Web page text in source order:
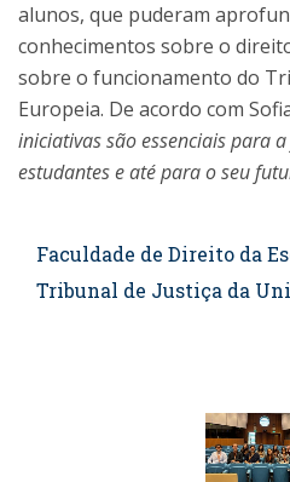
alunos, que puderam
conhecimentos sobre o
sobre o funcionamento do
Europeia. De acordo com
iniciativas são essenciais para
estudantes e até para o seu
Faculdade de Direito da
Tribunal de Justiça da